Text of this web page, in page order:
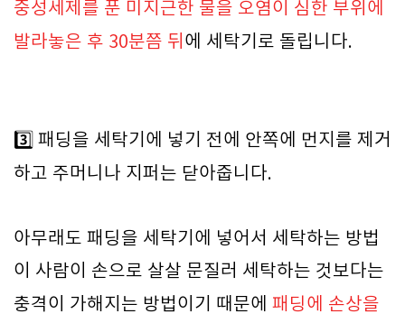
중성세제를 푼 미지근한 물을 오염이 심한 부위에
발라놓은 후 30분쯤 뒤 에 세탁기로 돌립니다.
3️⃣ 패딩을 세탁기에 넣기 전에 안쪽에 먼지를 제거
하고 주머니나 지퍼는 닫아줍니다.
아무래도 패딩을 세탁기에 넣어서 세탁하는 방법
이 사람이 손으로 살살 문질러 세탁하는 것보다는
충격이 가해지는 방법이기 때문에 패딩에 손상을